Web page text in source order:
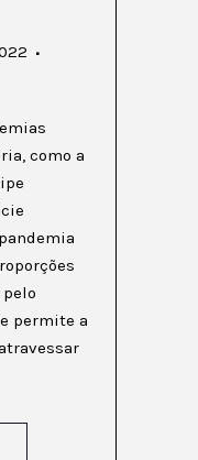
como a
pelo
permite a